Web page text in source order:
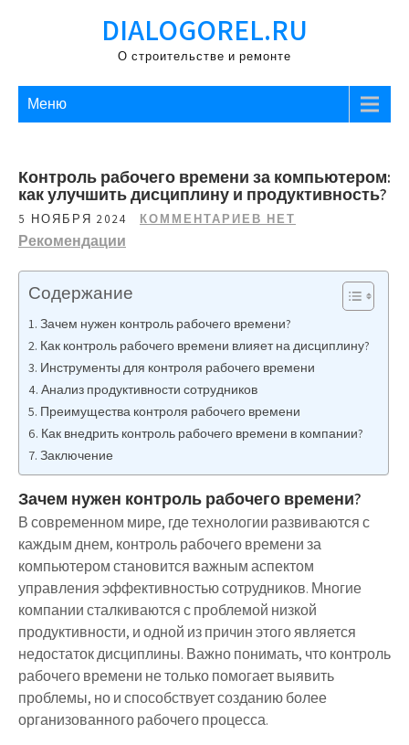
DIALOGOREL.RU
О строительстве и ремонте
Меню
Контроль рабочего времени за компьютером:
как улучшить дисциплину и продуктивность?
5 НОЯБРЯ 2024 КОММЕНТАРИЕВ НЕТ
Рекомендации
Содержание
Зачем нужен контроль рабочего времени?
Как контроль рабочего времени влияет на дисциплину?
Инструменты для контроля рабочего времени
Анализ продуктивности сотрудников
Преимущества контроля рабочего времени
Как внедрить контроль рабочего времени в компании?
Заключение
Зачем нужен контроль рабочего времени?
В современном мире, где технологии развиваются с
каждым днем, контроль рабочего времени за
компьютером становится важным аспектом
управления эффективностью сотрудников. Многие
компании сталкиваются с проблемой низкой
продуктивности, и одной из причин этого является
недостаток дисциплины. Важно понимать, что контроль
рабочего времени не только помогает выявить
проблемы, но и способствует созданию более
организованного рабочего процесса.